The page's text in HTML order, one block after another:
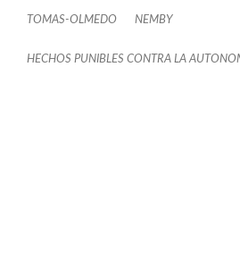
TOMAS-OLMEDO NEMBY
HECHOS PUNIBLES CONTRA LA